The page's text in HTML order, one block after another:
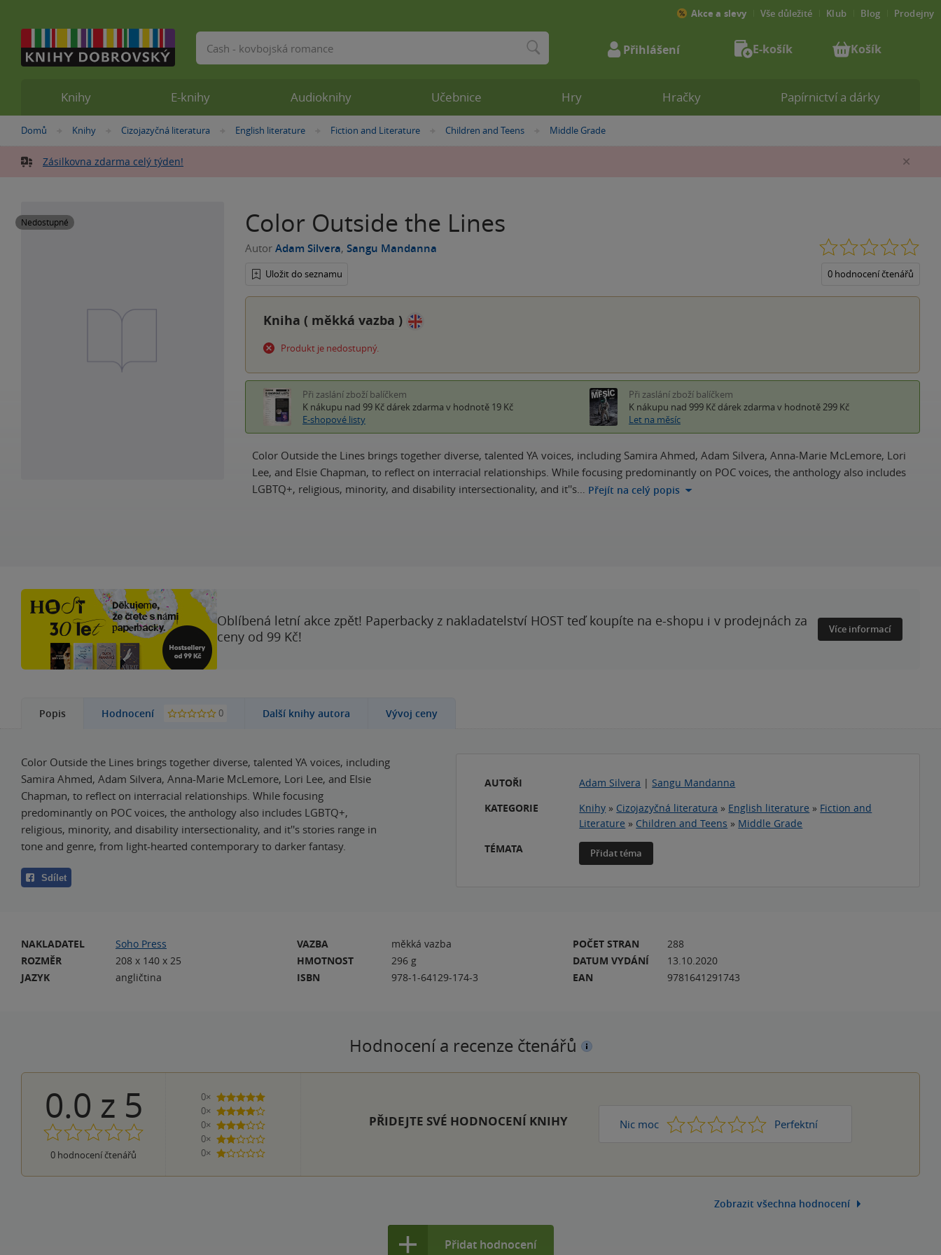
Nacházíte
zde:
Domů »
Knihy »
Cizojazyčná literatura »
English literature »Fiction and Literature »
Children and Teens »
Middle Grade
Zásilkovna zdarma celý týden!
Nedostupné Color Outside the Lines
Autor Adam Silvera, Sangu Mandanna
Uložit do seznamu 0 hodnocení čtenářů
Kniha ( měkká vazba )
Produkt je nedostupný.
Při zaslání zboží balíčkem
K nákupu nad 99 Kč dárek zdarma v hodnotě 19 Kč
E-shopové listy
Při zaslání zboží balíčkem
K nákupu nad 999 Kč dárek zdarma v hodnotě 299 Kč
Let na měsíc
Color Outside the Lines brings together diverse, talented YA voices, including Samira Ahmed, Adam Silvera, Anna-Marie McLemore, Lori
Lee, and Elsie Chapman, to reflect on interracial relationships. While focusing predominantly on POC voices, the anthology also includes
LGBTQ+, religious, minority, and disability intersectionality, and it''s… Přejít na celý popis
Oblíbená letní akce zpět! Paperbacky z nakladatelství HOST teď koupíte na e-shopu i v prodejnách za
ceny od 99 Kč!
Více informací
Popis Hodnocení 0 Další knihy autora Vývoj ceny
Color Outside the Lines brings together diverse, talented YA voices, including
Samira Ahmed, Adam Silvera, Anna-Marie McLemore, Lori Lee, and Elsie
Chapman, to reflect on interracial relationships. While focusing
predominantly on POC voices, the anthology also includes LGBTQ+,
religious, minority, and disability intersectionality, and it''s stories range in
tone and genre, from light-hearted contemporary to darker fantasy.
Sdílet
AUTOŘI Adam Silvera | Sangu Mandanna
KATEGORIE
Knihy » Cizojazyčná literatura » English literature » Fiction and
Literature » Children and Teens » Middle Grade
TÉMATA
Přidat téma
NAKLADATEL
Soho Press
ROZMĚR
208 x 140 x 25
JAZYK
angličtina
VAZBA
měkká vazba
HMOTNOST
296 g
ISBN
978-1-64129-174-3
POČET STRAN
288
DATUM VYDÁNÍ
13.10.2020
EAN
9781641291743
Hodnocení a recenze čtenářů
0.0 z 5
0 hodnocení čtenářů
0×
5 hvězdiček
0×
4 hvězdičky
0×
3 hvězdičky
0×
2 hvězdičky
0×
1 hvezdička
PŘIDEJTE SVÉ HODNOCENÍ KNIHY Nic moc 1 2 3 4 Perfektní
5
Zobrazit všechna hodnocení
Přidat hodnocení
Knihy E-knihy Audioknihy Učebnice Hry Hračky Papírnictví a dárky
Akce a slevy Vše důležité Klub Blog Prodejny
Vyhledávání Přihlášení E-košík Košík